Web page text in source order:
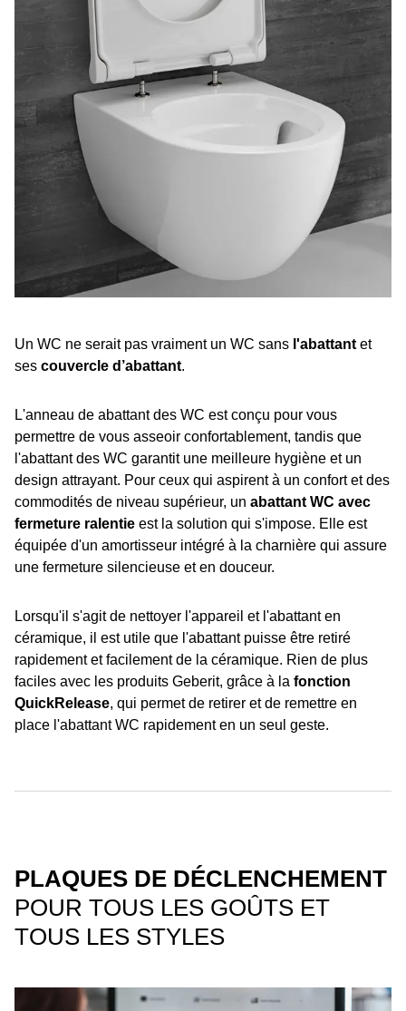
Un WC ne serait pas vraiment un WC sans l'abattant et
ses couvercle d’abattant.
L'anneau de abattant des WC est conçu pour vous
permettre de vous asseoir confortablement, tandis que
l'abattant des WC garantit une meilleure hygiène et un
design attrayant. Pour ceux qui aspirent à un confort et des
commodités de niveau supérieur, un abattant WC avec
fermeture ralentie est la solution qui s'impose. Elle est
équipée d'un amortisseur intégré à la charnière qui assure
une fermeture silencieuse et en douceur.
Lorsqu'il s'agit de nettoyer l'appareil et l'abattant en
céramique, il est utile que l'abattant puisse être retiré
rapidement et facilement de la céramique. Rien de plus
faciles avec les produits Geberit, grâce à la fonction
QuickRelease, qui permet de retirer et de remettre en
place l'abattant WC rapidement en un seul geste.
PLAQUES DE DÉCLENCHEMENT
POUR TOUS LES GOÛTS ET
TOUS LES STYLES